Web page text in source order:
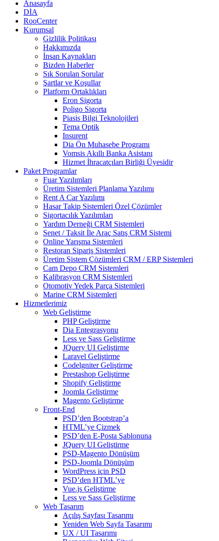
Anasayfa
DİA
RooCenter
Kurumsal
Gizlilik Politikası
Hakkımızda
İnsan Kaynakları
Bizden Haberler
Sık Sorulan Sorular
Şartlar ve Koşullar
Platform Ortaklıkları
Eron Sigorta
Poligo Sigorta
Piasis Bilgi Teknolojileri
Tema Optik
Insurent
Dia Ön Muhasebe Programı
Vomsis Akıllı Banka Asistanı
Hizmet İhracatçıları Birliği Üyesidir
Paket Programlar
Fuar Yazılımları
Üretim Sistemleri Planlama Yazılımı
Rent A Car Yazılımı
Hasar Takip Sistemleri Özel Çözümler
Sigortacılık Yazılımları
Yardım Derneği CRM Sistemleri
Senet / Taksit İle Araç Satış CRM Sistemi
Online Yarışma Sistemleri
Restoran Sipariş Sistemleri
Üretim Sistem Çözümleri CRM / ERP Sistemleri
Cam Depo CRM Sistemleri
Kalibrasyon CRM Sistemleri
Otomotiv Yedek Parça Sistemleri
Marine CRM Sistemleri
Hizmetlerimiz
Web Geliştirme
PHP Geliştirme
Dia Entegrasyonu
Less ve Sass Geliştirme
JQuery UI Geliştirme
Laravel Geliştirme
Codelgniter Geliştirme
Prestashop Geliştirme
Shopify Geliştirme
Joomla Geliştirme
Magento Geliştirme
Front-End
PSD’den Bootstrap’a
HTML’ye Çizmek
PSD’den E-Posta Şablonuna
JQuery UI Geliştirme
PSD-Magento Dönüşüm
PSD-Joomla Dönüşüm
WordPress için PSD
PSD’den HTML’ye
Vue.js Geliştirme
Less ve Sass Geliştirme
Web Tasarım
Açılış Sayfası Tasarımı
Yeniden Web Sayfa Tasarımı
UX / UI Tasarımı